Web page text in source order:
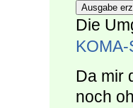
Ausgabe
Die
Da mir
noch